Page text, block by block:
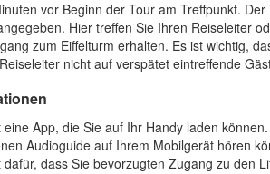
vor Beginn der Tour am Treffpunkt.
Hier treffen Sie Ihren Reiseleiter
zum Eiffelturm erhalten. Es ist wichtig,
nicht auf verspätet eintreffende
App, die Sie auf Ihr Handy laden
Audioguide auf Ihrem Mobilgerät hören
dass Sie bevorzugten Zugang zu den